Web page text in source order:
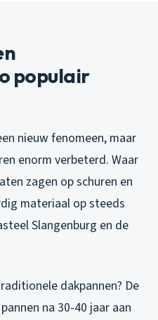
populair
nieuw fenomeen, maar
enorm verbeterd. Waar
zagen op schuren en
materiaal op steeds
Slangenburg en de
dakpannen? De
na 30-40 jaar aan